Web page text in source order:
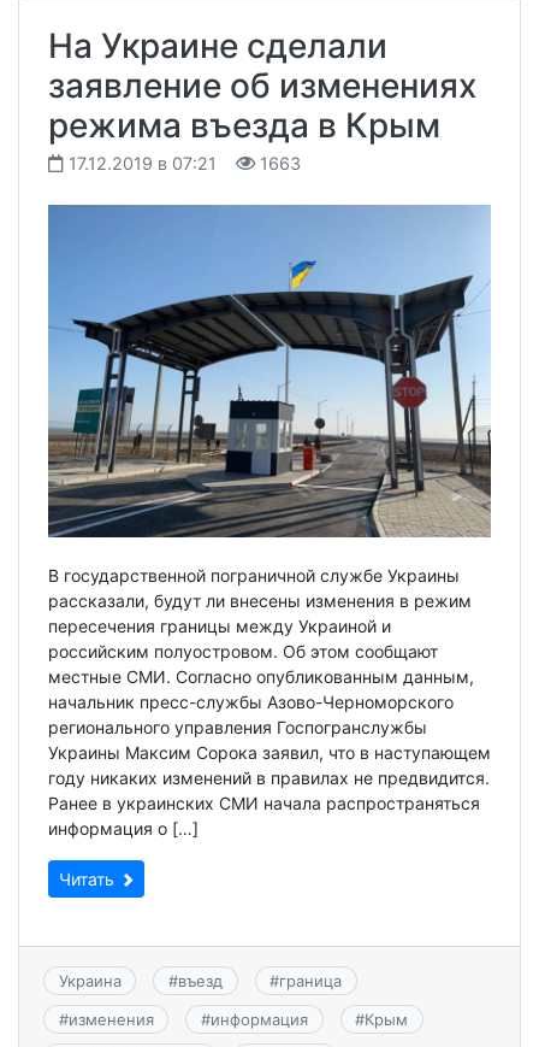
На Украине сделали
заявление об изменениях
режима въезда в Крым
17.12.2019 в 07:21 1663
В государственной пограничной службе Украины
рассказали, будут ли внесены изменения в режим
пересечения границы между Украиной и
российским полуостровом. Об этом сообщают
местные СМИ. Согласно опубликованным данным,
начальник пресс-службы Азово-Черноморского
регионального управления Госпогранслужбы
Украины Максим Сорока заявил, что в наступающем
году никаких изменений в правилах не предвидится.
Ранее в украинских СМИ начала распространяться
информация о […]
Читать
Украина #въезд #граница
#изменения #информация #Крым